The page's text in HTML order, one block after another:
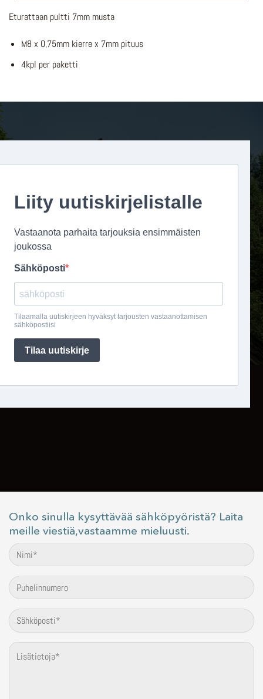
Eturattaan pultti 7mm musta
M8 x 0,75mm kierre x 7mm pituus
4kpl per paketti
Onko sinulla kysyttävää sähköpyöristä? Laita
meille viestiä,vastaamme mieluusti.